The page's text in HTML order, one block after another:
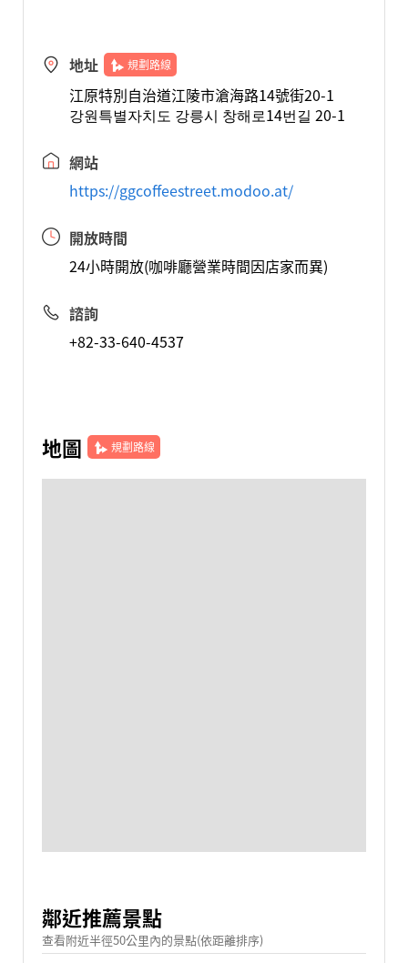
地址 規劃路線
江原特別自治道江陵市滄海路14號街20-1
강원특별자치도 강릉시 창해로14번길 20-1
網站
https://ggcoffeestreet.modoo.at/
開放時間
24小時開放(咖啡廳營業時間因店家而異)
諮詢
+82-33-640-4537
地圖 規劃路線
鄰近推薦景點
查看附近半徑50公里內的景點(依距離排序)